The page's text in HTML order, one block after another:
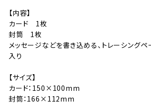
【内容】
カード 1枚
封筒 1枚
メッセージなどを書き込める、トレーシング
入り
【サイズ】
カード：150×100mm
封筒：166×112mm